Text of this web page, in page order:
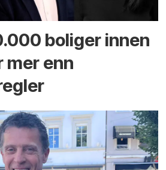
boliger innen
mer enn